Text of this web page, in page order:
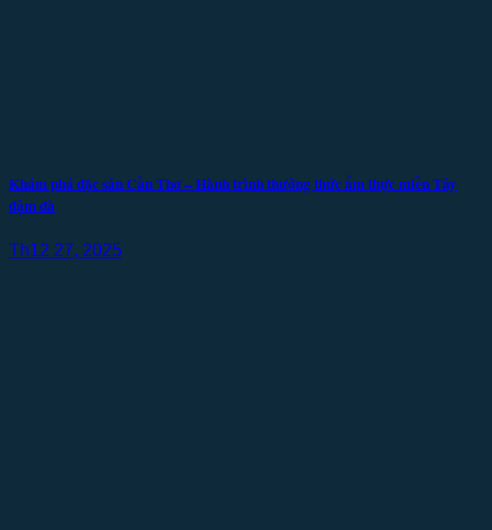
Khám phá đặc sản Cần Thơ – Hành trình thưởng thức ẩm thực miền Tây
đậm đà
Th12 27, 2025